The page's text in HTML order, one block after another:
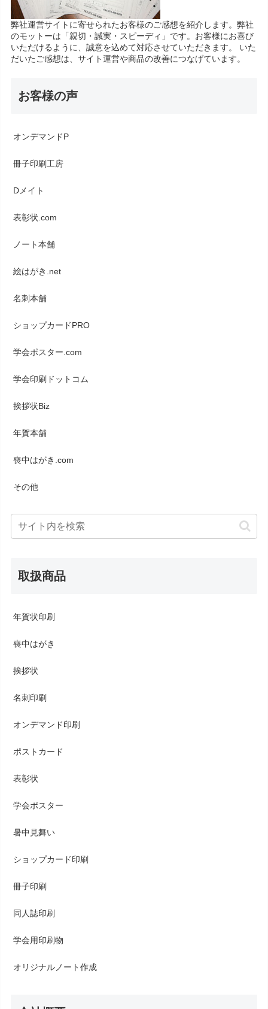
弊社運営サイトに寄せられたお客様のご感想を紹介します。弊社
のモットーは「親切・誠実・スピーディ」です。お客様にお喜び
いただけるように、誠意を込めて対応させていただきます。 いた
だいたご感想は、サイト運営や商品の改善につなげています。
お客様の声
オンデマンドP
冊子印刷工房
Dメイト
表彰状.com
ノート本舗
絵はがき.net
名刺本舗
ショップカードPRO
学会ポスター.com
学会印刷ドットコム
挨拶状Biz
年賀本舗
喪中はがき.com
その他
取扱商品
年賀状印刷
喪中はがき
挨拶状
名刺印刷
オンデマンド印刷
ポストカード
表彰状
学会ポスター
暑中見舞い
ショップカード印刷
冊子印刷
同人誌印刷
学会用印刷物
オリジナルノート作成